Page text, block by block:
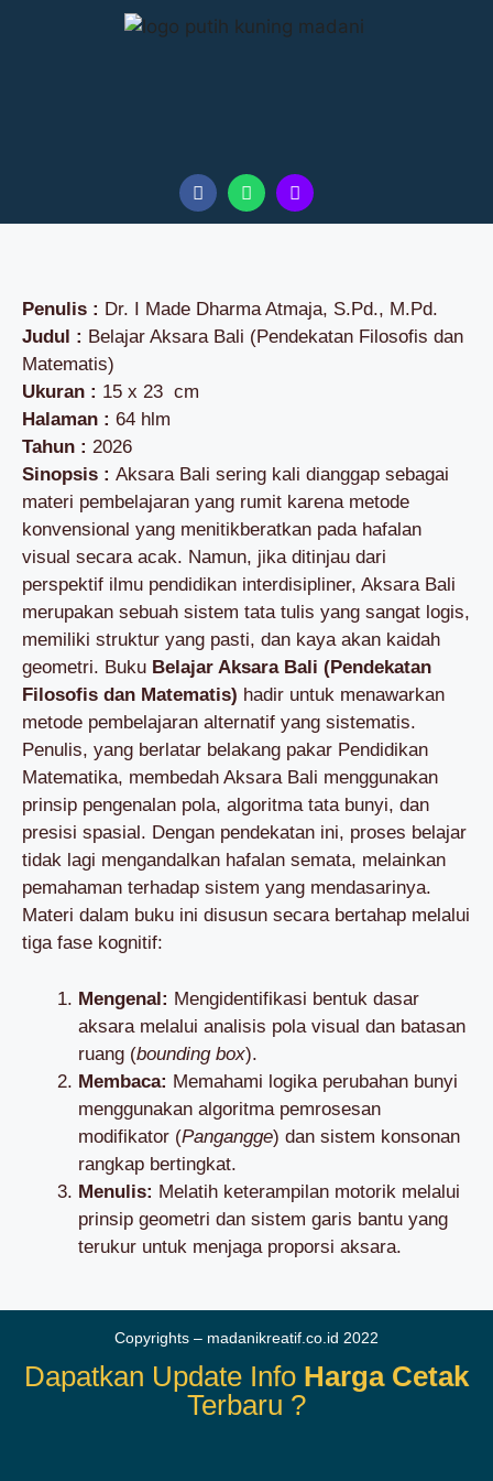
Penulis : Dr. I Made Dharma Atmaja, S.Pd., M.Pd.
Judul : Belajar Aksara Bali (Pendekatan Filosofis dan
Matematis)
Ukuran : 15 x 23 cm
Halaman : 64 hlm
Tahun : 2026
Sinopsis : Aksara Bali sering kali dianggap sebagai
materi pembelajaran yang rumit karena metode
konvensional yang menitikberatkan pada hafalan
visual secara acak. Namun, jika ditinjau dari
perspektif ilmu pendidikan interdisipliner, Aksara Bali
merupakan sebuah sistem tata tulis yang sangat logis,
memiliki struktur yang pasti, dan kaya akan kaidah
geometri. Buku Belajar Aksara Bali (Pendekatan
Filosofis dan Matematis) hadir untuk menawarkan
metode pembelajaran alternatif yang sistematis.
Penulis, yang berlatar belakang pakar Pendidikan
Matematika, membedah Aksara Bali menggunakan
prinsip pengenalan pola, algoritma tata bunyi, dan
presisi spasial. Dengan pendekatan ini, proses belajar
tidak lagi mengandalkan hafalan semata, melainkan
pemahaman terhadap sistem yang mendasarinya.
Materi dalam buku ini disusun secara bertahap melalui
tiga fase kognitif:
Mengenal: Mengidentifikasi bentuk dasar
aksara melalui analisis pola visual dan batasan
ruang (bounding box).
Membaca: Memahami logika perubahan bunyi
menggunakan algoritma pemrosesan
modifikator (Pangangge) dan sistem konsonan
rangkap bertingkat.
Menulis: Melatih keterampilan motorik melalui
prinsip geometri dan sistem garis bantu yang
terukur untuk menjaga proporsi aksara.
Copyrights – madanikreatif.co.id 2022
Dapatkan Update Info Harga Cetak
Terbaru ?